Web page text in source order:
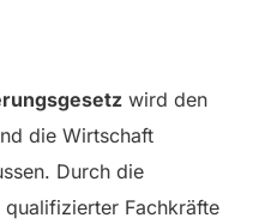
wird den
die Wirtschaft
Durch die
Fachkräfte